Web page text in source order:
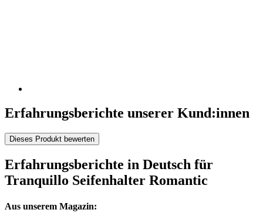
Erfahrungsberichte unserer Kund:innen
Dieses Produkt bewerten
Erfahrungsberichte in Deutsch für
Tranquillo Seifenhalter Romantic
Aus unserem Magazin: